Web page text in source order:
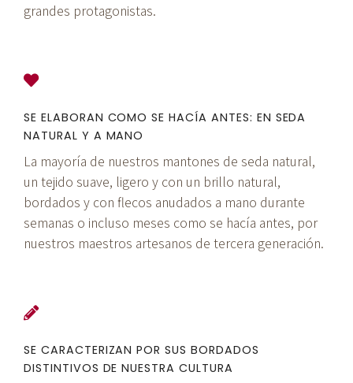
grandes protagonistas.
SE ELABORAN COMO SE HACÍA ANTES: EN SEDA
NATURAL Y A MANO
La mayoría de nuestros mantones de seda natural,
un tejido suave, ligero y con un brillo natural,
bordados y con flecos anudados a mano durante
semanas o incluso meses como se hacía antes, por
nuestros maestros artesanos de tercera generación.
SE CARACTERIZAN POR SUS BORDADOS
DISTINTIVOS DE NUESTRA CULTURA